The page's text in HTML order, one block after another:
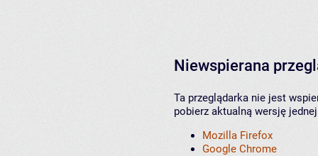
Niewspierana
Ta przeglądarka nie jest
pobierz aktualną wersję
Mozilla Firefox
Google Chrome